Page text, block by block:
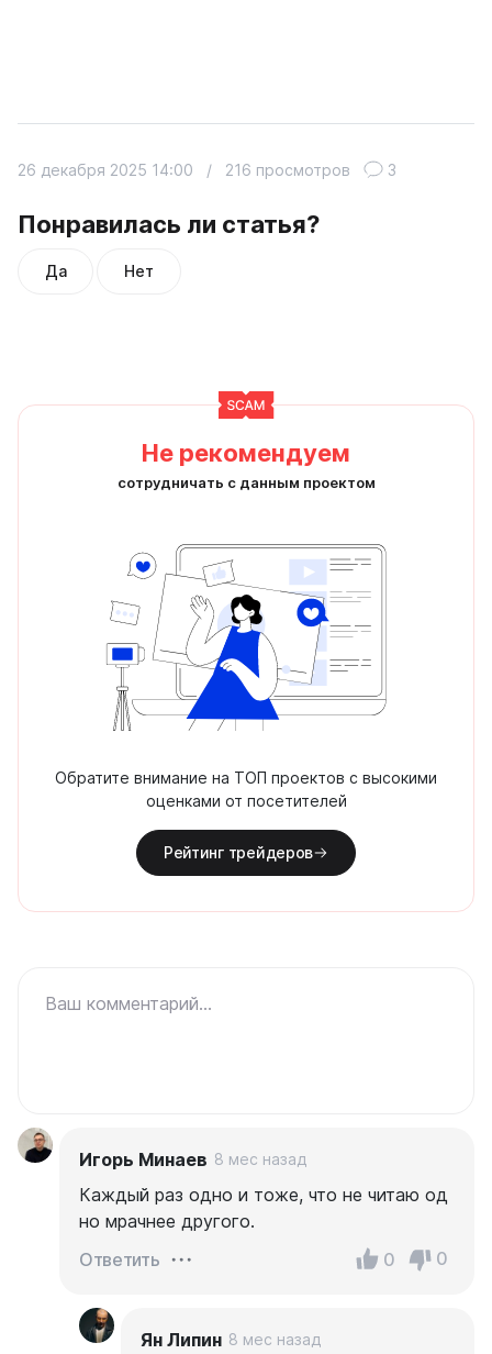
Понравилась ли статья?
Да Нет
26 декабря 2025 14:00 / 216 просмотров 3
Не рекомендуем
сотрудничать с данным проектом
Обратите внимание на ТОП проектов с высокими
оценками от посетителей
Рейтинг трейдеров
Ваш комментарий...
Игорь Минаев 8 мес назад
Каждый раз одно и тоже, что не читаю од
но мрачнее другого.
Ответить
0 0
Ян Липин 8 мес назад